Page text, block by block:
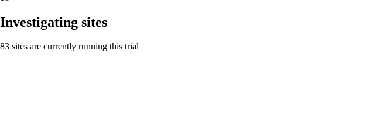
Investigating sites
83 sites are currently running this trial